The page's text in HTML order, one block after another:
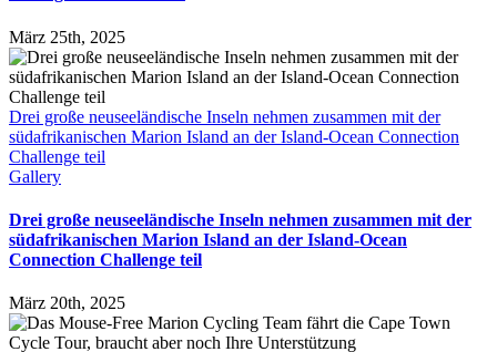
März 25th, 2025
Drei große neuseeländische Inseln nehmen zusammen mit der
südafrikanischen Marion Island an der Island-Ocean Connection
Challenge teil
Gallery
Drei große neuseeländische Inseln nehmen zusammen mit der
südafrikanischen Marion Island an der Island-Ocean
Connection Challenge teil
März 20th, 2025